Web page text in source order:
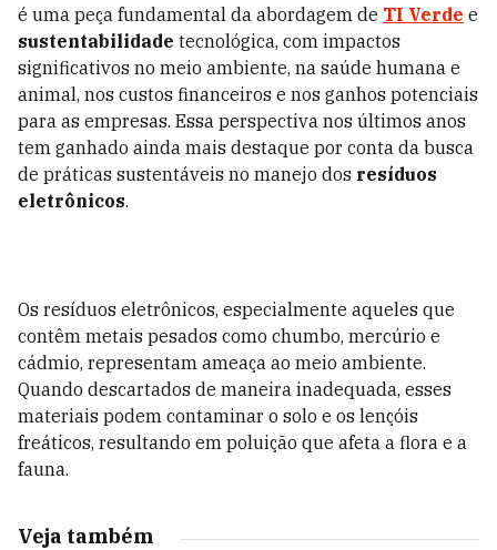
é uma peça fundamental da abordagem de TI Verde e
sustentabilidade tecnológica, com impactos
significativos no meio ambiente, na saúde humana e
animal, nos custos financeiros e nos ganhos potenciais
para as empresas. Essa perspectiva nos últimos anos
tem ganhado ainda mais destaque por conta da busca
de práticas sustentáveis no manejo dos resíduos
eletrônicos.
Os resíduos eletrônicos, especialmente aqueles que
contêm metais pesados como chumbo, mercúrio e
cádmio, representam ameaça ao meio ambiente.
Quando descartados de maneira inadequada, esses
materiais podem contaminar o solo e os lençóis
freáticos, resultando em poluição que afeta a flora e a
fauna.
Veja também